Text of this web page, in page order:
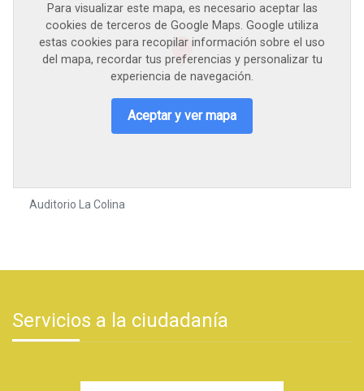
Para visualizar este mapa, es necesario aceptar las
cookies de terceros de Google Maps. Google utiliza
estas cookies para recopilar información sobre el uso
del mapa, recordar tus preferencias y personalizar tu
experiencia de navegación.
Aceptar y ver mapa
Auditorio La Colina
Servicios a la ciudadanía